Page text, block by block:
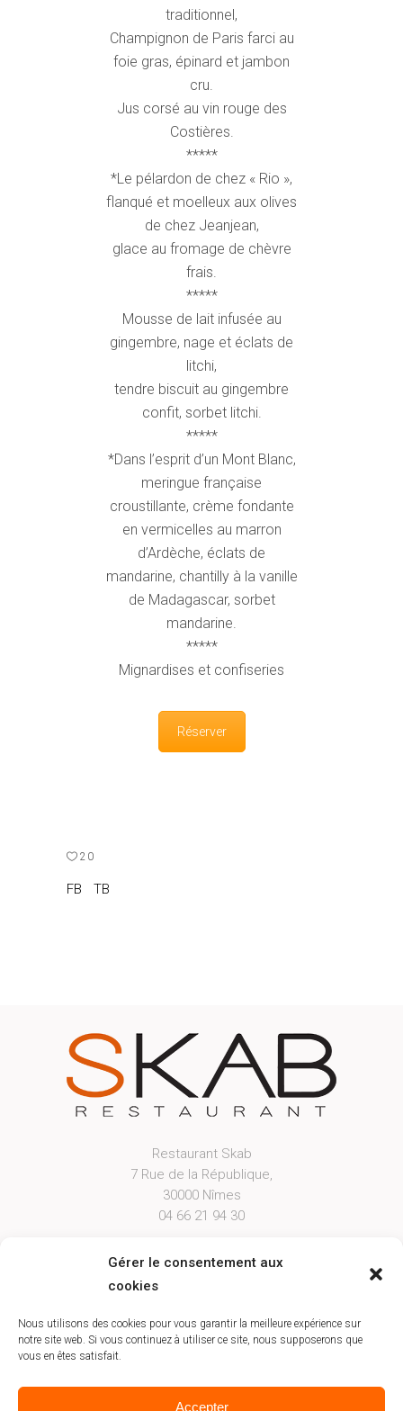
Gérer le consentement aux
cookies
Nous utilisons des cookies pour vous garantir la meilleure expérience sur
notre site web. Si vous continuez à utiliser ce site, nous supposerons que
vous en êtes satisfait.
Accepter
traditionnel,
Champignon de Paris farci au
foie gras, épinard et jambon
cru.
Jus corsé au vin rouge des
Costières.
*****
*Le pélardon de chez « Rio »,
flanqué et moelleux aux olives
de chez Jeanjean,
glace au fromage de chèvre
frais.
*****
Mousse de lait infusée au
gingembre, nage et éclats de
litchi,
tendre biscuit au gingembre
confit, sorbet litchi.
*****
*Dans l’esprit d’un Mont Blanc,
meringue française
croustillante, crème fondante
en vermicelles au marron
d’Ardèche, éclats de
mandarine, chantilly à la vanille
de Madagascar, sorbet
mandarine.
*****
Mignardises et confiseries
Réserver
20
FB TB
Restaurant Skab
7 Rue de la République,
30000 Nîmes
04 66 21 94 30
Open From Tuesday Evening to Saturday
Lunch from 12h00 to 12h45 & Dinner from
Booking